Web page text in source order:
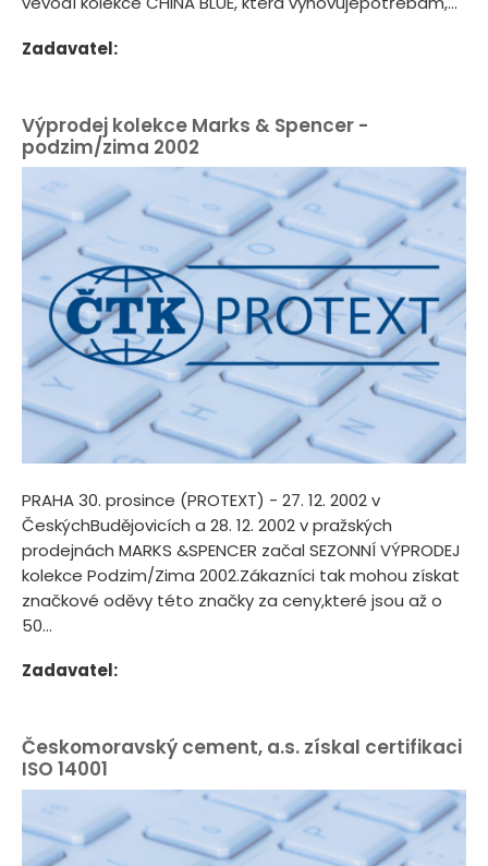
Zadavatel:
Výprodej kolekce Marks & Spencer -
podzim/zima 2002
PRAHA 30. prosince (PROTEXT) - 27. 12. 2002 v
ČeskýchBudějovicích a 28. 12. 2002 v pražských
prodejnách MARKS &SPENCER začal SEZONNÍ VÝPRODEJ
kolekce Podzim/Zima 2002.Zákazníci tak mohou získat
značkové oděvy této značky za ceny,které jsou až o
50...
Zadavatel:
Českomoravský cement, a.s. získal certifikaci
ISO 14001